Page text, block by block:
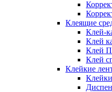
Клеящие
Клей-
Клей
Клей
Клей
Клейкие